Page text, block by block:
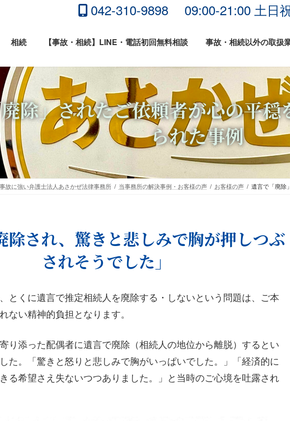
042-310-9898 09:00-21:00 土日
相続 【事故・相続】LINE・電話初回無料相談 事故・相続以外の取扱
除」されたご依頼者が心の平
られた事例
故に強い弁護士法人あさかぜ法律事務所 当事務所の解決事例・お客様の声 お客様の声 遺言で「廃除
除され、驚きと悲しみで胸が押しつぶ
されそうでした」
とくに遺言で推定相続人を廃除する・しないという問題は、ご本
ない精神的負担となります。
り添った配偶者に遺言で廃除（相続人の地位から離脱）するとい
た。「驚きと怒りと悲しみで胸がいっぱいでした。」「経済的に
る希望さえ失ないつつありました。」と当時のご心境を吐露され